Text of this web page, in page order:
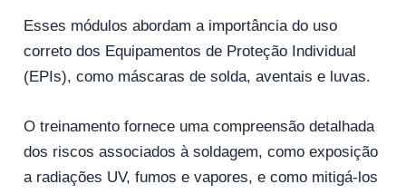
Esses módulos abordam a importância do uso
correto dos Equipamentos de Proteção Individual
(EPIs), como máscaras de solda, aventais e luvas.
O treinamento fornece uma compreensão detalhada
dos riscos associados à soldagem, como exposição
a radiações UV, fumos e vapores, e como mitigá-los